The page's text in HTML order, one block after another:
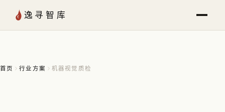
跳至内容逸寻智库
首页 行业方案 机器视觉质检